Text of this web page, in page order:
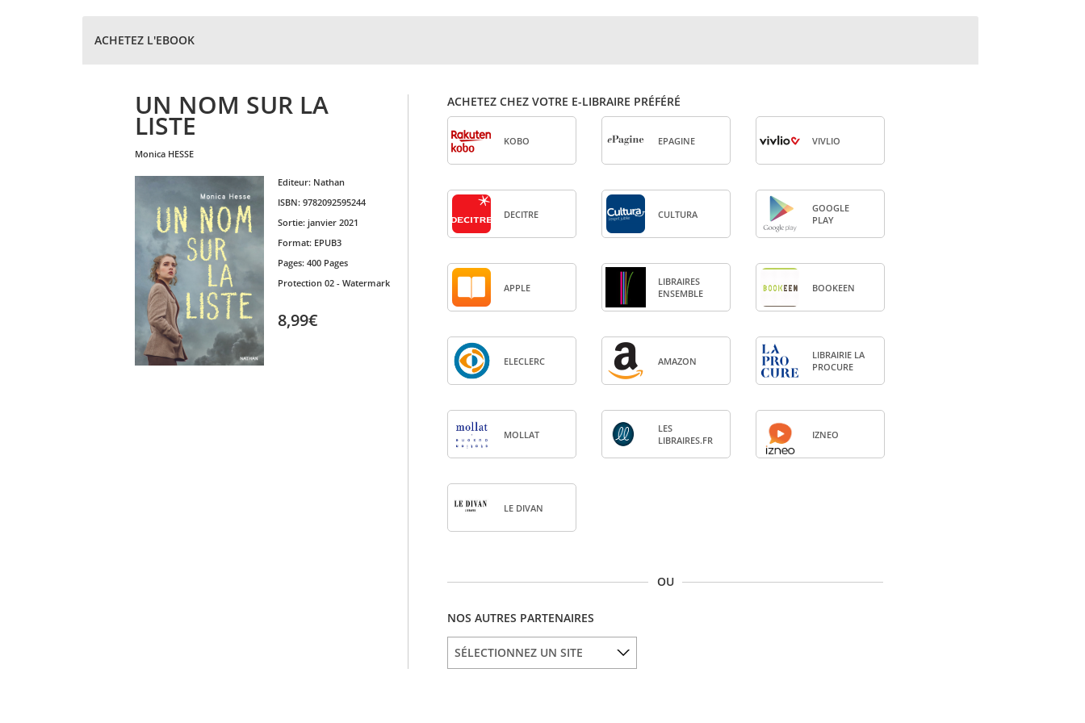
ACHETEZ L'EBOOK
UN NOM SUR LA
LISTE
monica HESSE
Editeur: Nathan
ISBN: 9782092595244
Sortie: janvier 2021
Format: EPUB3
Pages: 400 Pages
Protection 02 - Watermark
8,99€
ACHETEZ CHEZ VOTRE E-LIBRAIRE PRÉFÉRÉ
KOBO EPA­GINE VIV­LIO
DECITRE CULTURA
GOOGLE
PLAY
APPLE
LIBRAIRES
ENSEMBLE
BOO­KEEN
ELE­CLERC AMA­ZON
LIBRAI­RIE LA
PRO­CURE
MOL­LAT
LES
LIBRAIRES.FR
IZNEO
LE DIVAN
OU
NOS AUTRES PARTENAIRES
SÉLECTIONNEZ UN SITE